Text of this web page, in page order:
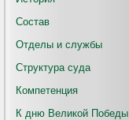
Состав
Отделы и службы
Структура суда
Компетенция
К дню Великой Победы